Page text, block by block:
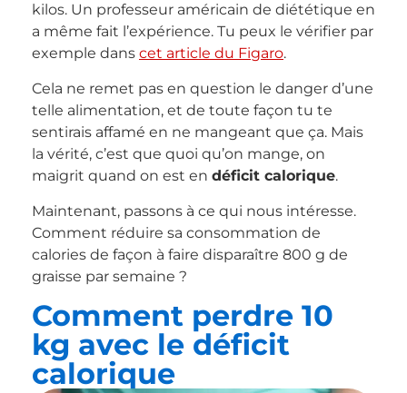
kilos. Un professeur américain de diététique en
a même fait l’expérience. Tu peux le vérifier par
exemple dans cet article du Figaro.
Cela ne remet pas en question le danger d’une
telle alimentation, et de toute façon tu te
sentirais affamé en ne mangeant que ça. Mais
la vérité, c’est que quoi qu’on mange, on
maigrit quand on est en déficit calorique.
Maintenant, passons à ce qui nous intéresse.
Comment réduire sa consommation de
calories de façon à faire disparaître 800 g de
graisse par semaine ?
Comment perdre 10
kg avec le déficit
calorique